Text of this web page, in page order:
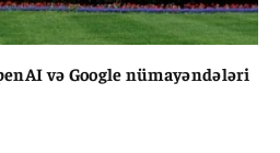
və Google nümayəndələri